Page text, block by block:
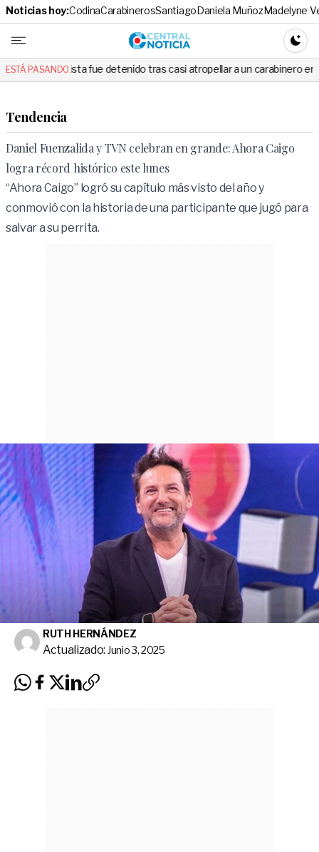
Noticias hoy:CodinaCarabinerosSantiagoDaniela MuñozMadelyne
Central
ESTÁ PASANDO:
fue detenido tras casi atropellar a un carabinero en plena
Tendencia
Daniel Fuenzalida y TVN celebran en grande: Ahora Caigo
logra récord histórico este lunes
“Ahora Caigo” logró su capítulo más visto del año y
conmovió con la historia de una participante que jugó para
salvar a su perrita.
RUTH HERNÁNDEZ
Actualizado: Junio 3, 2025